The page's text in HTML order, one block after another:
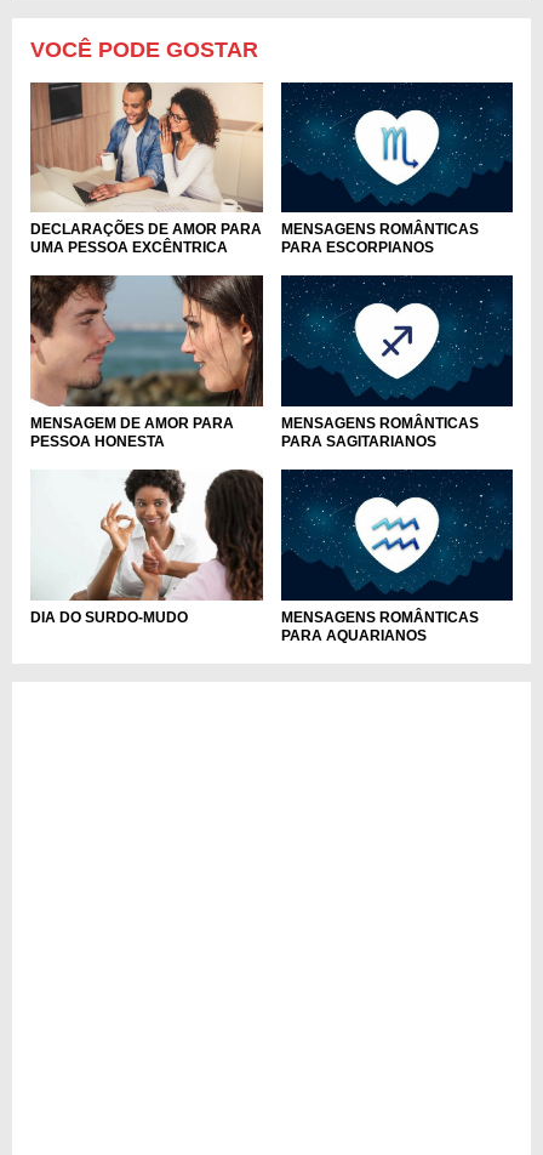
VOCÊ PODE GOSTAR
DECLARAÇÕES DE AMOR PARA
UMA PESSOA EXCÊNTRICA
MENSAGENS ROMÂNTICAS
PARA ESCORPIANOS
MENSAGEM DE AMOR PARA
PESSOA HONESTA
MENSAGENS ROMÂNTICAS
PARA SAGITARIANOS
DIA DO SURDO-MUDO
MENSAGENS ROMÂNTICAS
PARA AQUARIANOS